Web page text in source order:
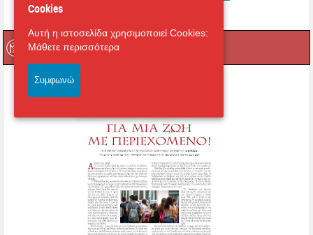
Πληροφόρηση
Cookies
Αυτή η ιστοσελίδα χρησιμοποιεί Cookies:
Μάθετε περισσότερα
Συμφωνώ